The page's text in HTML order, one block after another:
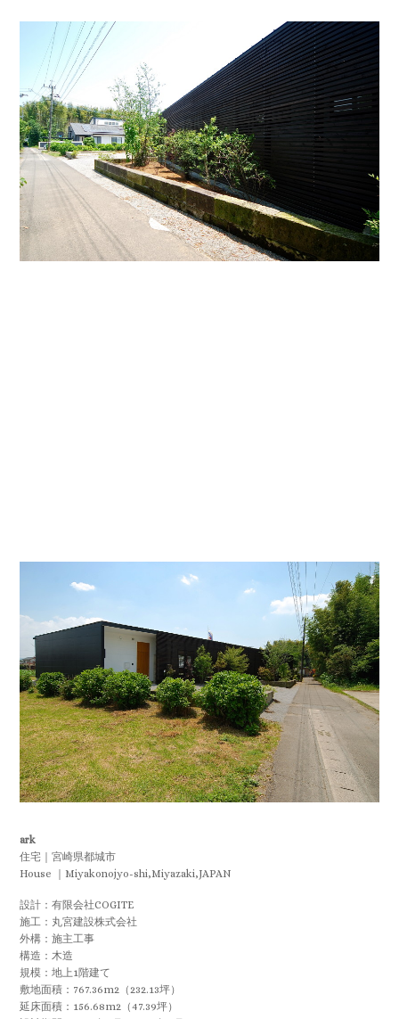
ark
住宅｜宮崎県都城市
House ｜Miyakonojyo-shi,Miyazaki,JAPAN
設計：有限会社COGITE
施工：丸宮建設株式会社
外構：施主工事
構造：木造
規模：地上1階建て
敷地面積：767.36m2（232.13坪）
延床面積：156.68m2（47.39坪）